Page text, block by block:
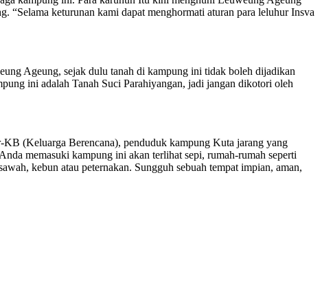
“Selama keturunan kami dapat menghormati aturan para leluhur Insva
Ageung, sejak dulu tanah di kampung ini tidak boleh dijadikan
ini adalah Tanah Suci Parahiyangan, jadi jangan dikotori oleh
(Keluarga Berencana), penduduk kampung Kuta jarang yang
memasuki kampung ini akan terlihat sepi, rumah-rumah seperti
kebun atau peternakan. Sungguh sebuah tempat impian, aman,